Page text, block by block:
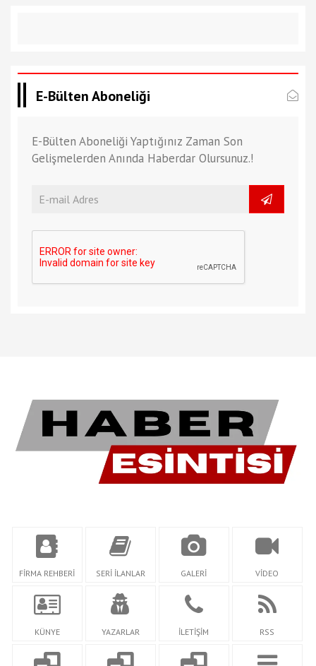
E-Bülten Aboneliği
E-Bülten Aboneliği Yaptığınız Zaman Son
Gelişmelerden Anında Haberdar Olursunuz.!
FİRMA REHBERİ SERİ İLANLAR GALERİ VİDEO
KÜNYE YAZARLAR İLETİŞİM RSS